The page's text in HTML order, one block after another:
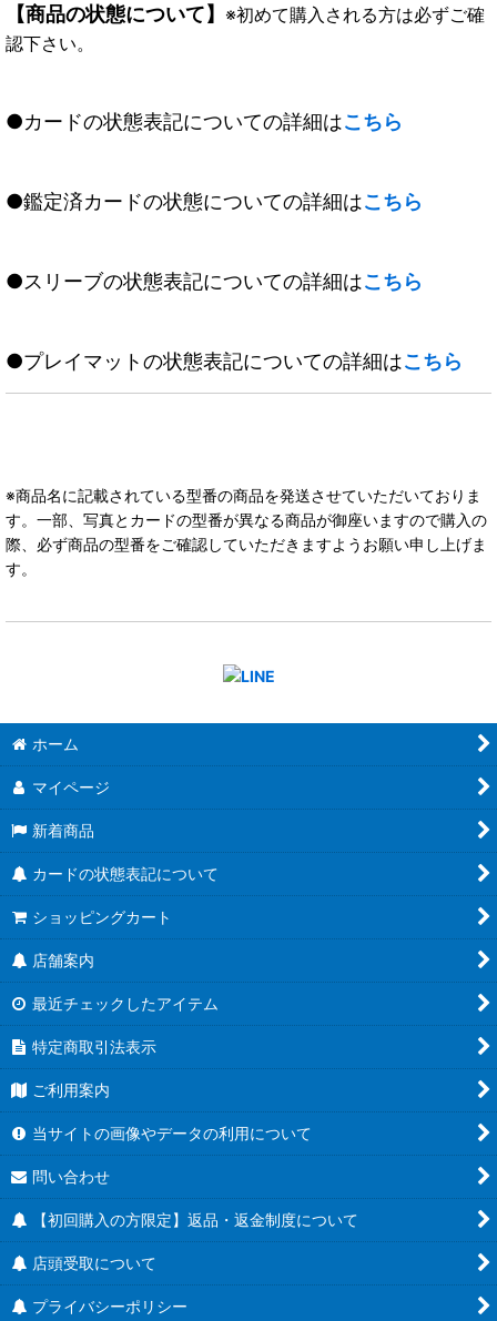
【商品の状態について】 ※初めて購入される方は必ずご確
認下さい。
●カードの状態表記についての詳細はこちら
●鑑定済カードの状態についての詳細はこちら
●スリーブの状態表記についての詳細はこちら
●プレイマットの状態表記についての詳細はこちら
※商品名に記載されている型番の商品を発送させていただいておりま
す。一部、写真とカードの型番が異なる商品が御座いますので購入の
際、必ず商品の型番をご確認していただきますようお願い申し上げま
す。
ホーム
マイページ
新着商品
カードの状態表記について
ショッピングカート
店舗案内
最近チェックしたアイテム
特定商取引法表示
ご利用案内
当サイトの画像やデータの利用について
問い合わせ
【初回購入の方限定】返品・返金制度について
店頭受取について
プライバシーポリシー